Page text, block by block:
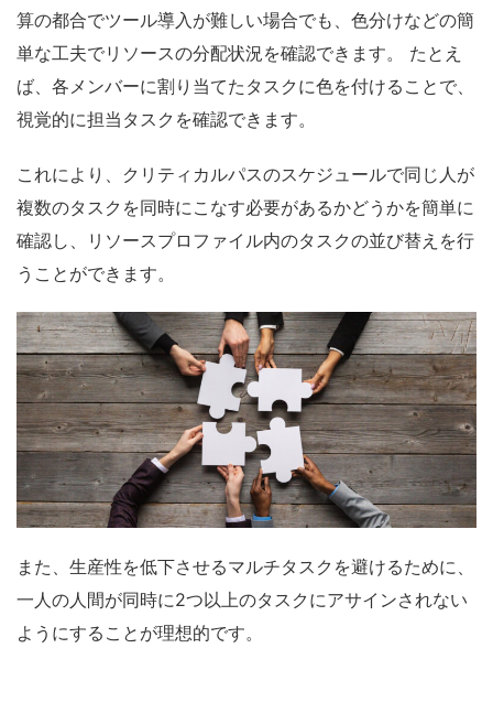
算の都合でツール導入が難しい場合でも、色分けなどの簡
単な工夫でリソースの分配状況を確認できます。
たとえ
ば、各メンバーに割り当てたタスクに色を付けることで、
視覚的に担当タスクを確認できます。
これにより、クリティカルパスのスケジュールで同じ人が
複数のタスクを同時にこなす必要があるかどうかを簡単に
確認し、リソースプロファイル内のタスクの並び替えを行
うことができます。
また、生産性を低下させるマルチタスクを避けるために、
一人の人間が同時に2つ以上のタスクにアサインされない
ようにすることが理想的です。